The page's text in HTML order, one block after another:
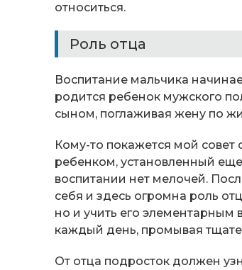
относиться.
Роль отца
Воспитание мальчика
родится ребенок мужского
сыном, поглаживая жену по
Кому-то покажется мой совет
ребенком, установленный
воспитании нет мелочей.
себя и здесь огромна роль
но и учить его
каждый день, промывая
От отца подросток должен